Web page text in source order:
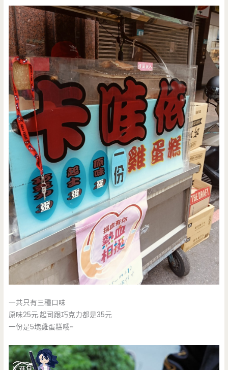
一共只有三種口味
原味25元.起司跟巧克力都是35元
一份是5塊雞蛋糕哦~